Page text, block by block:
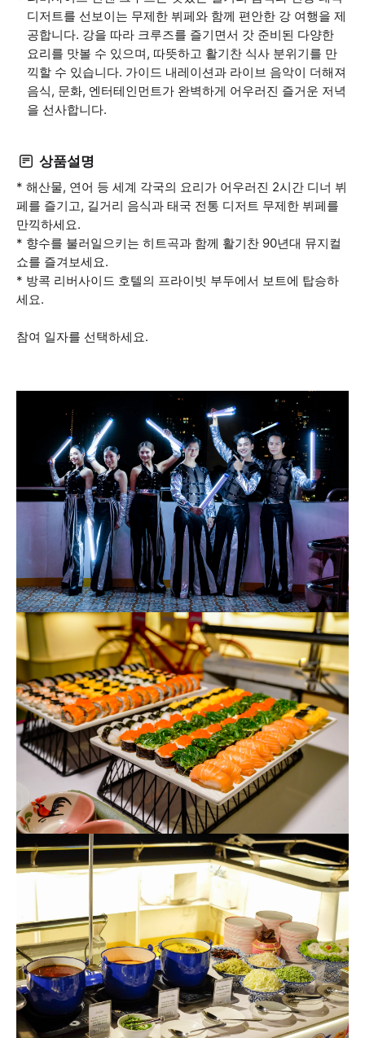
디저트를 선보이는 무제한 뷔페와 함께 편안한 강 여행을 제
공합니다. 강을 따라 크루즈를 즐기면서 갓 준비된 다양한
요리를 맛볼 수 있으며, 따뜻하고 활기찬 식사 분위기를 만
끽할 수 있습니다. 가이드 내레이션과 라이브 음악이 더해져
음식, 문화, 엔터테인먼트가 완벽하게 어우러진 즐거운 저녁
을 선사합니다.
상품설명
* 해산물, 연어 등 세계 각국의 요리가 어우러진 2시간 디너 뷔
페를 즐기고, 길거리 음식과 태국 전통 디저트 무제한 뷔페를
만끽하세요.
* 향수를 불러일으키는 히트곡과 함께 활기찬 90년대 뮤지컬
쇼를 즐겨보세요.
* 방콕 리버사이드 호텔의 프라이빗 부두에서 보트에 탑승하
세요.
참여 일자를 선택하세요.